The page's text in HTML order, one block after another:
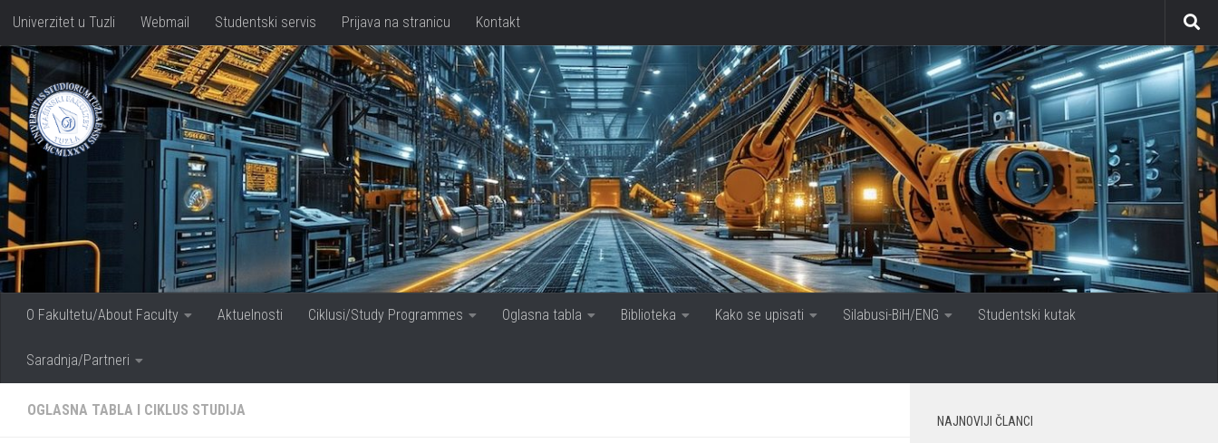
Skip to content
Univerzitet u Tuzli Webmail Studentski servis Prijava na stranicu Kontakt
O Fakultetu/About Faculty Aktuelnosti Ciklusi/Study Programmes Oglasna tabla Biblioteka Kako se upisati Silabusi-BiH/ENG Studentski kutak
Saradnja/Partneri
OGLASNA TABLA I CIKLUS STUDIJA
NAJNOVIJI ČLANCI